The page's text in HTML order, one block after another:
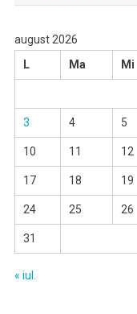
august 2026
L
Ma Mi
3 4 5
10 11 12
17 18 19
24 25 26
31
« iul.